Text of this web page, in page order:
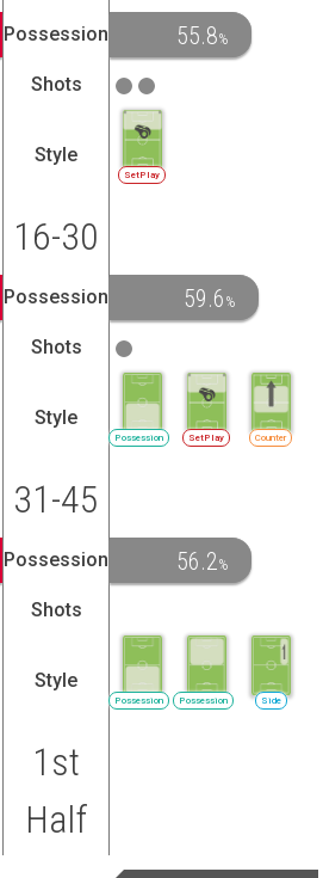
Possession 55.8%
Shots
Style
SetPlay
16-30
Possession 59.6 %
Shots
Style
Possession SetPlay Counter
31-45
Possession 56.2%
Shots
Style
Possession Possession Side
1st
Half